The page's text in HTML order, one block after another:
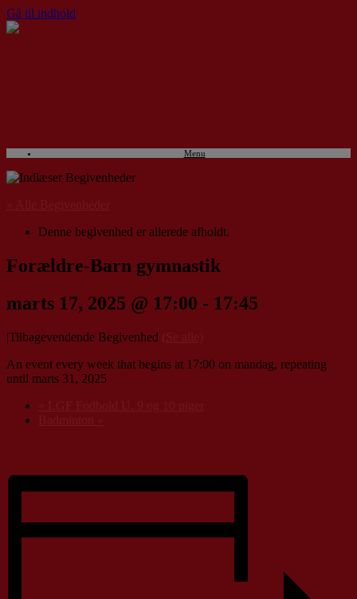
Gå til indhold
Menu
Denne begivenhed er allerede afholdt.
Forældre-Barn gymnastik
marts 17, 2025 @ 17:00 - 17:45
|Tilbagevendende Begivenhed
An event every week that begins at 17:00 on mandag, repeating
until marts 31, 2025